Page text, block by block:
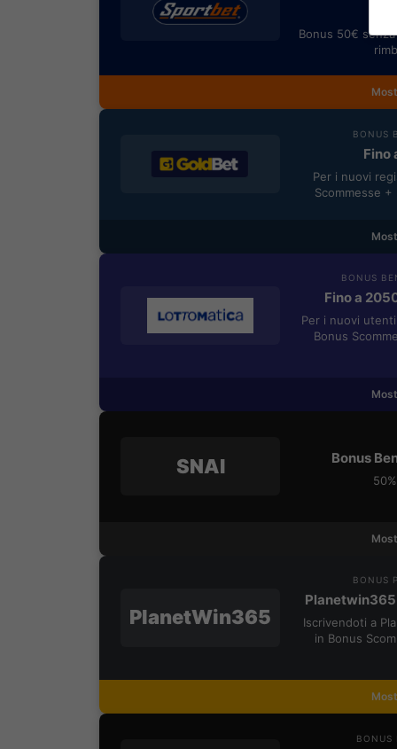
Bonus 50€
BONUS
Fino
Per i nuovi
Scommesse
BONUS
Fino a
Per i nuovi
Bonus
SNAI Bonus
PlanetWin365
BONUS
Iscrivendoti a
in Bonus
BONUS